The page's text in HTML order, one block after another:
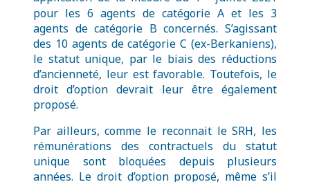
pour les 6 agents de catégorie A et les 3
agents de catégorie B concernés. S’agissant
des 10 agents de catégorie C (ex-Berkaniens),
le statut unique, par le biais des réductions
d’ancienneté, leur est favorable. Toutefois, le
droit d’option devrait leur être également
proposé.
Par ailleurs, comme le reconnait le SRH, les
rémunérations des contractuels du statut
unique sont bloquées depuis plusieurs
années. Le droit d’option proposé, même s’il